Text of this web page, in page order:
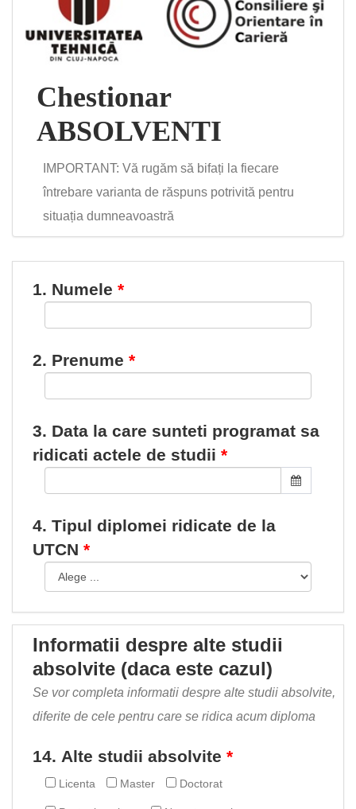
Chestionar
ABSOLVENTI
IMPORTANT: Vă rugăm să bifați la fiecare
întrebare varianta de răspuns potrivită pentru
situația dumneavoastră
1. Numele
2. Prenume
3. Data la care sunteti programat sa
ridicati actele de studii
4. Tipul diplomei ridicate de la
UTCN
Informatii despre alte studii
absolvite (daca este cazul)
Se vor completa informatii despre alte studii absolvite,
diferite de cele pentru care se ridica acum diploma
14. Alte studii absolvite
Licenta Master Doctorat